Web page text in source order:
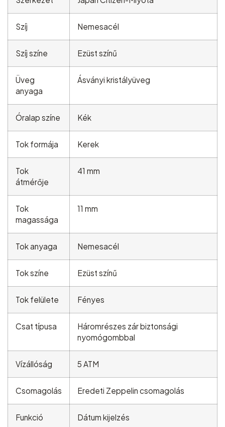
Szíj Nemesacél
Szíj színe Ezüst színű
Üveg
anyaga
Ásványi kristályüveg
Óralap színe Kék
Tok formája Kerek
Tok
átmérője
41 mm
Tok
magassága
11 mm
Tok anyaga Nemesacél
Tok színe Ezüst színű
Tok felülete Fényes
Csat típusa
Háromrészes zár biztonsági
nyomógombbal
Vízállóság 5 ATM
Csomagolás Eredeti Zeppelin csomagolás
Funkció Dátum kijelzés